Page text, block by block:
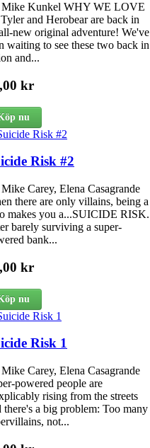
Mike Kunkel WHY WE LOVE
and Herobear are back in
new original adventure! We've
waiting to see these two back in
and...
kr
nu
Risk #2
Carey, Elena Casagrande
there are only villains, being a
makes you a...SUICIDE RISK.
barely surviving a super-
bank...
kr
nu
Risk 1
Carey, Elena Casagrande
powered people are
rising from the streets
there's a big problem: Too many
not...